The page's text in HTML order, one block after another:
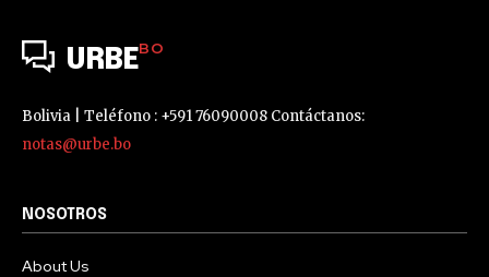
URBEBO
Bolivia | Teléfono : +591 76090008 Contáctanos:
notas@urbe.bo
NOSOTROS
About Us